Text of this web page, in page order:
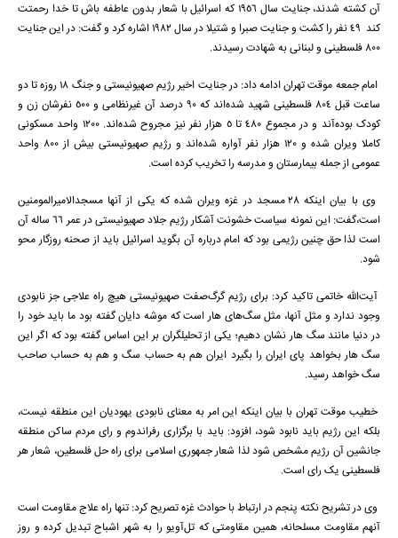
آن کشته شدند، جنایت سال 1956 که اسرائیل با شعار بدون عاطفه باش تا خدا رحمتت
کند 49 نفر را کشت و جنایت صبرا و شتیلا در سال 1982 اشاره کرد و گفت: در این جنایت
800 فلسطینی و لبنانی به شهادت رسیدند.
امام جمعه موقت تهران ادامه داد: در جنایت اخیر رژیم صهیونیستی و جنگ 18 روزه تا دو
ساعت قبل 804 فلسطینی شهید شده‌اند که 90 درصد آن غیرنظامی و 500 نفرشان زن و
کودک بوده‌آند و در مجموع 480 تا 5 هزار نفر نیز مجروح شده‌اند. 1200 واحد مسکونی
کاملا ویران شده و 120 هزار نفر آواره شده‌اند و رژیم صهیونیستی بیش از 800 واحد
عمومی از جمله بیمارستان و مدرسه را تخریب کرده است.
وی با بیان اینکه 28 مسجد در غزه ویران شده که یکی از آنها مسجدالامیرالمومنین
است،‌گفت: این نمونه سیاست خشونت آشکار رژیم جلاد صهیونیستی در عمر 66 ساله آن
است لذا حق چنین رژیمی بود که امام درباره آن بگوید اسرائیل باید از صحنه روزگار محو
شود.
آیت‌الله خاتمی تاکید کرد: برای رژیم گرگ‌صفت صهیونیستی هیچ راه علاجی جز نابودی
وجود ندارد و مثل آنها، مثل سگ‌های هار است که موشه دایان گفته بود ما باید خود را
در دنیا مانند سگ هار نشان دهیم؛ یکی از تحلیلگران بر این اساس گفته بود که اگر این
سگ هار بخواهد پای ایران را بگیرد ایران هم به حساب سگ و هم به حساب صاحب
سگ خواهد رسید.
خطیب موقت تهران با بیان اینکه این امر به معنای نابودی یهودیان این منطقه نیست،
بلکه این رژیم باید نابود شود، افزود: باید با برگزاری رفراندوم و رای مردم ساکن منطقه
جانشین آن رژیم مشخص شود لذا شعار جمهوری اسلامی برای راه حل فلسطین، شعار هر
فلسطینی یک رای است.
وی در تشریح نکته پنجم در ارتباط با حوادث غزه تصریح کرد: تنها راه علاج مقاومت است
آنهم مقاومت مسلحانه، همین مقاومتی که تل‌آویو را به شهر اشباح تبدیل کرده و روز